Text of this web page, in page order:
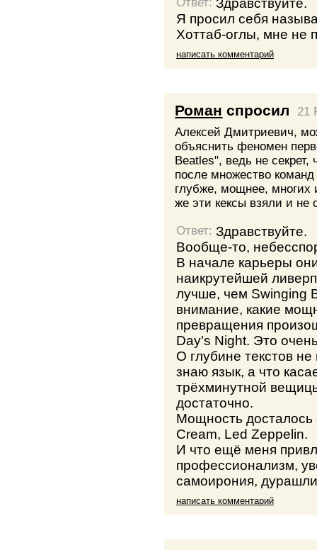
Я просил себя
Хоттаб-оглы, мне не
написать комментарий
Роман спросил
21
Алексей Дмитриевич,
объяснить феномен
Beatles", ведь не
после множество
глубже, мощнее, многих
же эти кексы взяли и не
Ответ:Здравствуйте.
Вообще-то,
В начале карьеры
наикрутейшей
лучше, чем Swinging
внимание, какие
превращения
Day's Night. Это
О глубине текстов
знаю язык, а что
трёхминутной
достаточно.
Мощность
Cream, Led Zeppelin.
И что ещё меня
профессионализм,
самоирония,
написать комментарий